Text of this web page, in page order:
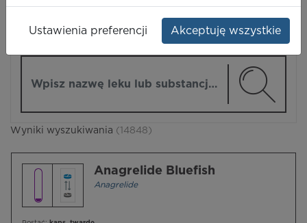
Wyniki wyszukiwania (14848)
Anagrelide Bluefish
Anagrelide
Ustawienia preferencji Akceptuję wszystkie